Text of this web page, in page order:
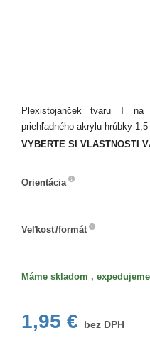
Plexistojanček tvaru T
priehľadného akrylu hrúbky
VYBERTE SI VLASTNOSTI
Orientácia
Veľkosť/formát
Máme skladom ,
1,95 €
bez DPH